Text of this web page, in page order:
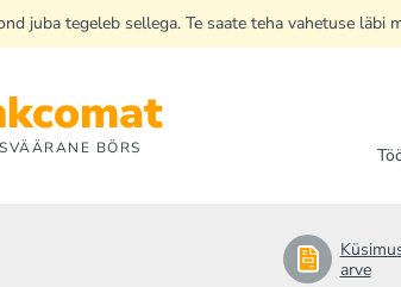
juba tegeleb sellega. Te saate teha vahetuse läbi
BÖRS
arve